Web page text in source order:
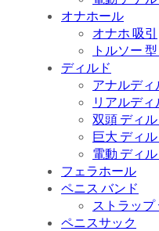
オナホール
オナホ 吸引
トルソー
ディルド
アナルディ
リアルディ
双頭 ディル
巨大 ディル
電動 ディル
フェラホール
ペニス バンド
ストラップ
ペニスサック